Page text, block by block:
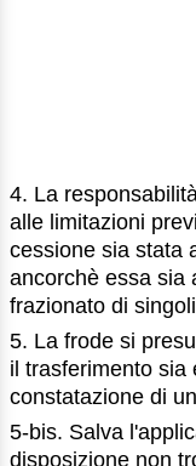
4. La
alle limitazioni
cessione sia stata
ancorchè essa sia
frazionato di
5. La frode si
il trasferimento sia
constatazione di
5-bis. Salva
disposizione non